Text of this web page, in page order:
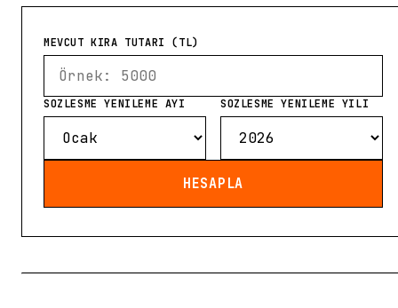
MEVCUT KIRA TUTARI (TL)
SOZLESME YENILEME AYI SOZLESME YENILEME YILI
HESAPLA